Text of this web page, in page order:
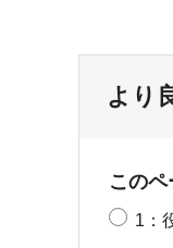
より
この
1：